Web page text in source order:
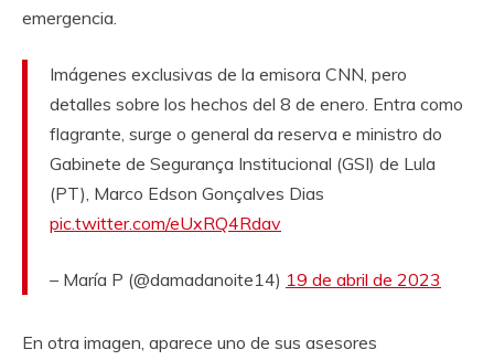
emergencia.
Imágenes exclusivas de la emisora ​​CNN, pero
detalles sobre los hechos del 8 de enero. Entra como
flagrante, surge o general da reserva e ministro do
Gabinete de Segurança Institucional (GSI) de Lula
(PT), Marco Edson Gonçalves Dias
pic.twitter.com/eUxRQ4Rdav
– María P (@damadanoite14) 19 de abril de 2023
En otra imagen, aparece uno de sus asesores